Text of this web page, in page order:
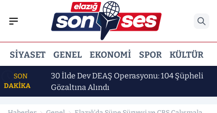
SIYASET GENEL EKONOMI SPOR KÜLTÜR
SON
DAKİKA
30 İlde Dev DEAŞ Operasyonu: 104 Şüpheli
Gözaltına Alındı